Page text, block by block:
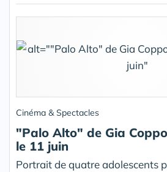
Cinéma & Spectacles
"Palo Alto" de Gia
le 11 juin
Portrait de quatre adolescents